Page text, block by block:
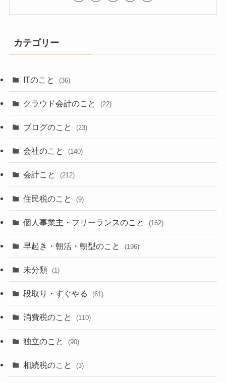
カテゴリー
ITのこと (36)
クラウド会計のこと (22)
ブログのこと (23)
会社のこと (140)
会計こと (212)
住民税のこと (9)
個人事業主・フリーランスのこと (162)
早起き・朝活・朝型のこと (196)
未分類 (1)
段取り・すぐやる (61)
消費税のこと (110)
独立のこと (90)
相続税のこと (3)